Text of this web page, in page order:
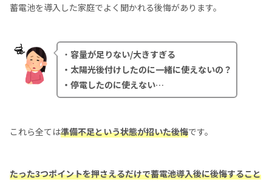
蓄電池を導入した家庭でよく聞かれる後悔があります。
・ 容量が足りない/大きすぎる
・太陽光後付けしたのに一緒に使えないの？
・停電したのに使えない…
これら全ては準備不足という状態が招いた後悔です。
たった3つポイントを押さえるだけで蓄電池導入後に後悔すること